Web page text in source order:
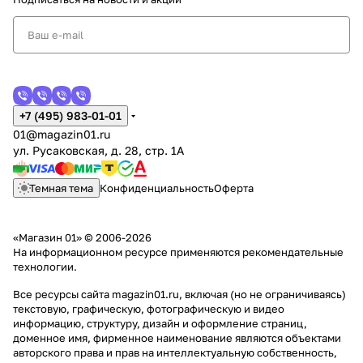
ональной
отовки
проводие и не
индивидуал
защиты при
+7 (495) 983-01-01
01@magazin01.ru
ул. Русаковская, д. 28, стр. 1А
Темная тема КонфиденциальностьОферта
«Магазин 01» © 2006-2026
На информационном ресурсе применяются рекомендательные
технологии.
Все ресурсы сайта magazin01.ru, включая (но не ограничиваясь)
текстовую, графическую, фотографическую и видео
информацию, структуру, дизайн и оформление страниц,
доменное имя, фирменное наименование являются объектами
авторского права и прав на интеллектуальную собственность,